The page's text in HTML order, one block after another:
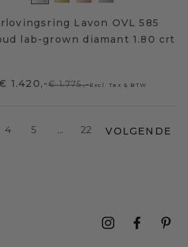
Lavon OVL 585
lab-grown diamant 1.80 crt
1.420,-€ 1.775,-Excl. Tax & BTW
4 5 … 22 VOLGENDE